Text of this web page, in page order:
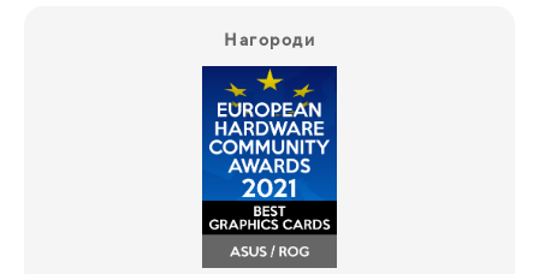
Нагороди